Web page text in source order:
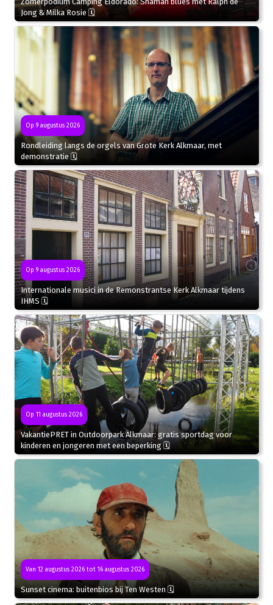
Jong & Milka Rosie 🗓
Op 9 augustus 2026
Rondleiding langs de orgels van Grote Kerk Alkmaar, met
demonstratie 🗓
Op 9 augustus 2026
Internationale musici in de Remonstrantse Kerk Alkmaar tijdens
IHMS 🗓
Op 11 augustus 2026
VakantiePRET in Outdoorpark Alkmaar: gratis sportdag voor
kinderen en jongeren met een beperking 🗓
Van 12 augustus 2026 tot 16 augustus 2026
Sunset cinema: buitenbios bij Ten Westen 🗓